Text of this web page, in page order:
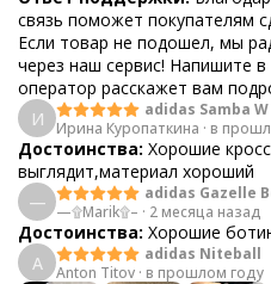
связь поможет покупателям
Если товар не подошел, мы
через наш сервис! Напишите
оператор расскажет вам
И
adidas Samba W
Ирина Куропаткина · в
Достоинства: Хорошие
выглядит,материал хороший
—
adidas Gazelle
—۩Marik۩– · 2 месяца назад
Достоинства: Хорошие
A
adidas Niteball
Anton Titov · в прошлом году